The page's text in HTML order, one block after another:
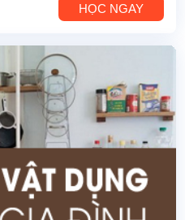
HỌC NGAY